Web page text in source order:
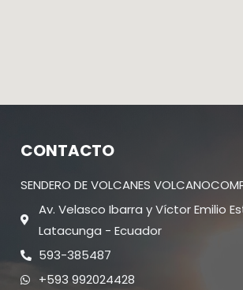
CONTACTO
SENDERO DE VOLCANES
Av. Velasco Ibarra y Víctor Emilio
Latacunga - Ecuador
593-385487
+593 992024428